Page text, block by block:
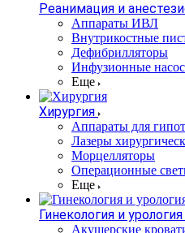
Реанимация и
Аппараты ИВЛ
Внутрикостные
Дефибрилляторы
Инфузионные
Еще
Хирургия
Аппараты для
Лазеры
Морцелляторы
Операционные
Еще
Гинекология и урология
Акушерские